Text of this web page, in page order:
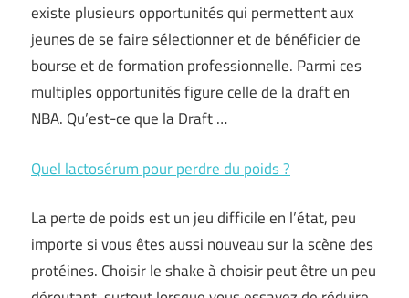
existe plusieurs opportunités qui permettent aux
jeunes de se faire sélectionner et de bénéficier de
bourse et de formation professionnelle. Parmi ces
multiples opportunités figure celle de la draft en
NBA. Qu’est-ce que la Draft …
Quel lactosérum pour perdre du poids ?
La perte de poids est un jeu difficile en l’état, peu
importe si vous êtes aussi nouveau sur la scène des
protéines. Choisir le shake à choisir peut être un peu